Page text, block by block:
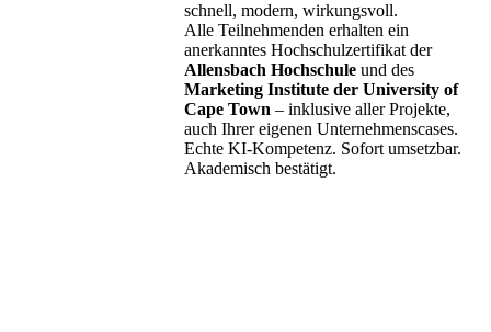
schnell, modern, wirkungsvoll.
Alle Teilnehmenden erhalten ein
anerkanntes Hochschulzertifikat der
Allensbach Hochschule und des
Marketing Institute der University of
Cape Town – inklusive aller Projekte,
auch Ihrer eigenen Unternehmenscases.
Echte KI-Kompetenz. Sofort umsetzbar.
Akademisch bestätigt.